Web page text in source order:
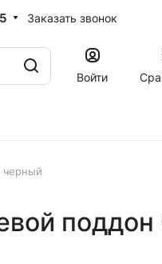
Заказать звонок
Войти
черный
поддон